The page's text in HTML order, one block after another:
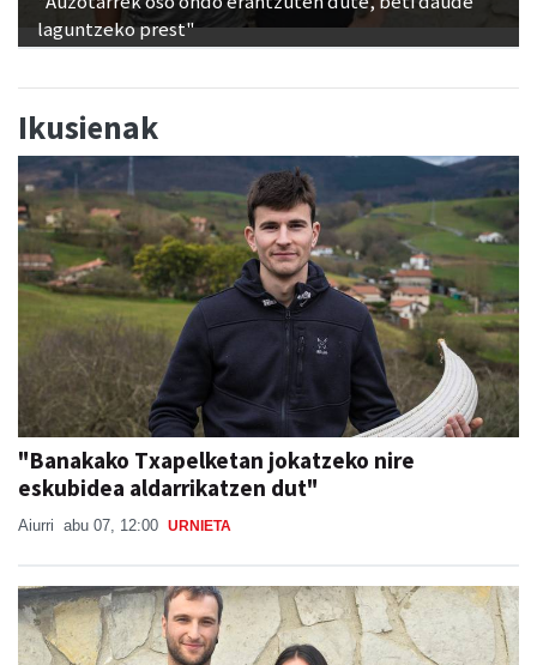
laguntzeko prest"
Ikusienak
"Banakako Txapelketan jokatzeko nire
eskubidea aldarrikatzen dut"
Aiurri abu 07, 12:00 URNIETA